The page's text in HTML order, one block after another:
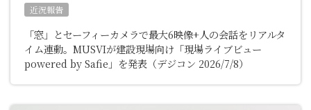
近況報告
「窓」とセーフィーカメラで最大6映像+人の会話をリアルタ
イム連動。MUSVIが建設現場向け「現場ライブビュー
powered by Safie」を発表 （デジコン 2026/7/8）